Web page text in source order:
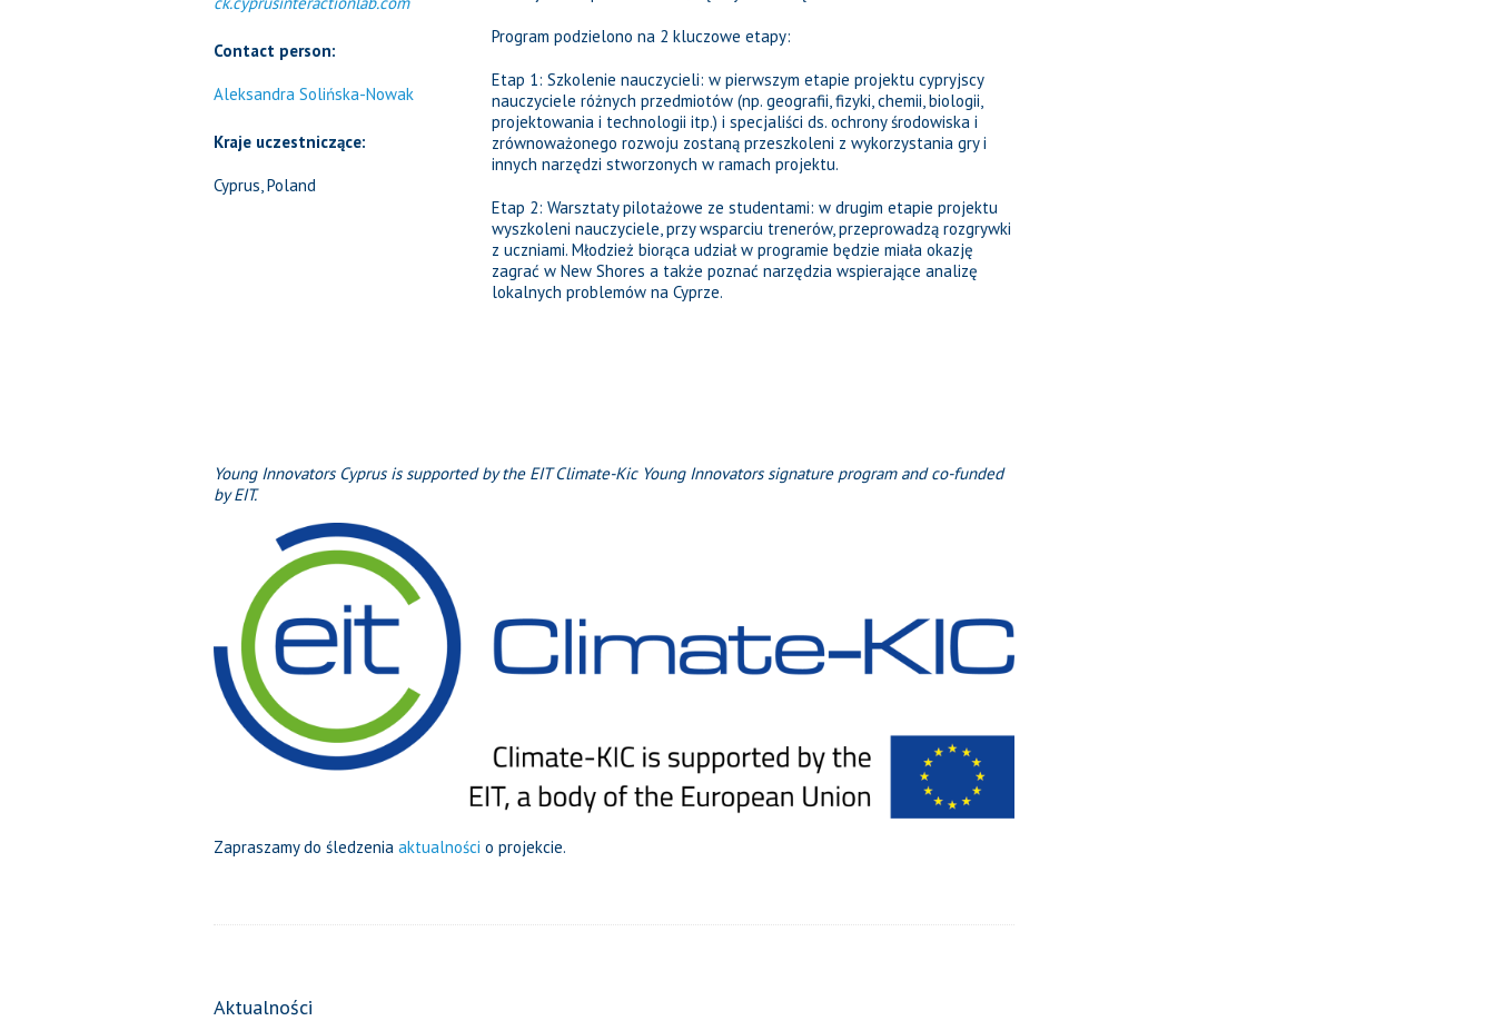
Contact person:
Aleksandra Solińska-Nowak
Kraje uczestniczące:
Cyprus, Poland
Program podzielono na 2 kluczowe etapy:
Etap 1: Szkolenie nauczycieli: w pierwszym etapie projektu cypryjscy
nauczyciele różnych przedmiotów (np. geografii, fizyki, chemii, biologii,
projektowania i technologii itp.) i specjaliści ds. ochrony środowiska i
zrównoważonego rozwoju zostaną przeszkoleni z wykorzystania gry i
innych narzędzi stworzonych w ramach projektu.
Etap 2: Warsztaty pilotażowe ze studentami: w drugim etapie projektu
wyszkoleni nauczyciele, przy wsparciu trenerów, przeprowadzą rozgrywki
z uczniami. Młodzież biorąca udział w programie będzie miała okazję
zagrać w New Shores a także poznać narzędzia wspierające analizę
lokalnych problemów na Cyprze.
Young Innovators Cyprus is supported by the EIT Climate-Kic Young Innovators signature program and co-funded
by EIT.
Zapraszamy do śledzenia aktualności o projekcie.
Aktualności